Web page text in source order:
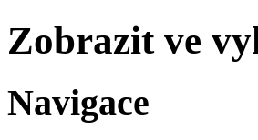
Zobrazit ve
Navigace